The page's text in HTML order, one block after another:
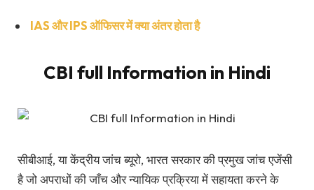
IAS और IPS ऑफिसर में क्या अंतर होता है
CBI full Information in Hindi
सीबीआई, या केंद्रीय जांच ब्यूरो, भारत सरकार की प्रमुख जांच एजेंसी
है जो अपराधों की जाँच और न्यायिक प्रक्रिया में सहायता करने के